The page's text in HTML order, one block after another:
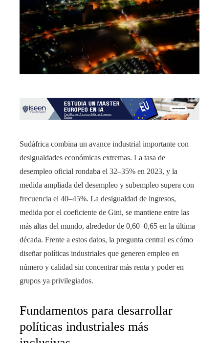
Sudáfrica combina un avance industrial importante con
desigualdades económicas extremas. La tasa de
desempleo oficial rondaba el 32–35% en 2023, y la
medida ampliada del desempleo y subempleo supera con
frecuencia el 40–45%. La desigualdad de ingresos,
medida por el coeficiente de Gini, se mantiene entre las
más altas del mundo, alrededor de 0,60–0,65 en la última
década. Frente a estos datos, la pregunta central es cómo
diseñar políticas industriales que generen empleo en
número y calidad sin concentrar más renta y poder en
grupos ya privilegiados.
Fundamentos para desarrollar
políticas industriales más